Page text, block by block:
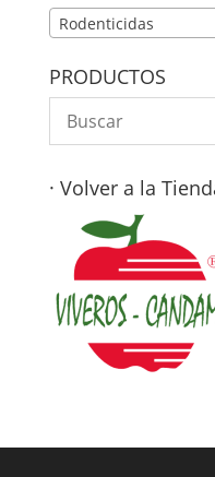
Rodenticidas
PRODUCTOS
· Volver a la